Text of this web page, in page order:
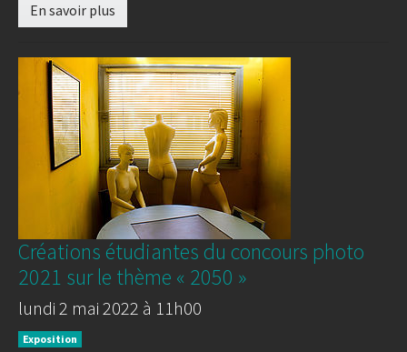
En savoir plus
Créations étudiantes du concours photo
2021 sur le thème « 2050 »
lundi 2 mai 2022 à 11h00
Exposition